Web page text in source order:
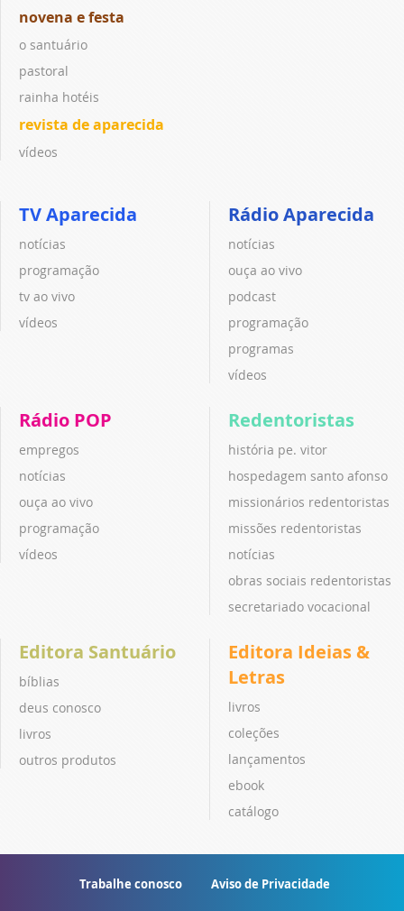
novena e festa
o santuário
pastoral
rainha hotéis
revista de aparecida
vídeos
TV Aparecida
notícias
programação
tv ao vivo
vídeos
Rádio Aparecida
notícias
ouça ao vivo
podcast
programação
programas
vídeos
Rádio POP
empregos
notícias
ouça ao vivo
programação
vídeos
Redentoristas
história pe. vitor
hospedagem santo afonso
missionários redentoristas
missões redentoristas
notícias
obras sociais redentoristas
secretariado vocacional
Editora Santuário
bíblias
deus conosco
livros
outros produtos
Editora Ideias &
Letras
livros
coleções
lançamentos
ebook
catálogo
Trabalhe conosco Aviso de Privacidade